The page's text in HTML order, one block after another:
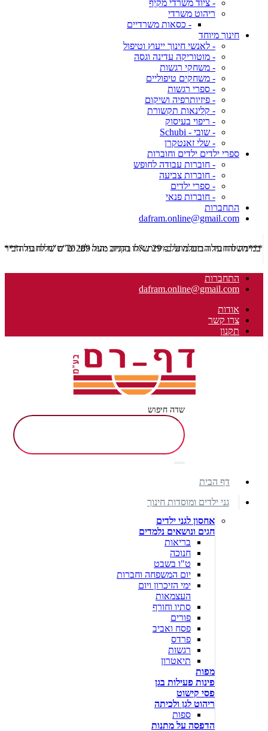
- ציוד משרדי מקיף
ריהוט משרדי
- כסאות משרדיים
חינוך מיוחד
- לאנשי חינוך ייעוץ וטיפול
- מוטוריקה עדינה וגסה
- משחקי רגשות
- משחקים טיפוליים
- ספרי רגשות
- פיזיותרפיה ושיקום
- קלינאות תקשורת
- ריפוי בעיסוק
- שובי - Schubi
- שלי זאנטקרן
ספרי ילדים ילדים וחוברות
- חוברות עבודה לחופש
- חוברות צביעה
- ספרי ילדים
- חוברות פנאי
התחברות
dafram.online@gmail.com
***משלוח עד הבית מוזל ב- 29 ש"ח בקניה מעל 289 ש"ח שליח עד הבית ***
התחברות
dafram.online@gmail.com
אודות
צרו קשר
תקנון
שדה חיפוש
דף הבית
גני ילדים ומוסדות חינוך
אחסון לגני ילדים
חגים ונושאים נלמדים
בריאות
חנוכה
ט"ו בשבט
יום המשפחה וחברות
ימי הזיכרון ויום
העצמאות
סתיו וחורף
פורים
פסח ואביב
פרדס
רגשות
תיאטרון
מפות
פינות פעילות בגן
פסי קישוט
ריהוט לגן ולכיתה
ספות
הדפסה על מתנות